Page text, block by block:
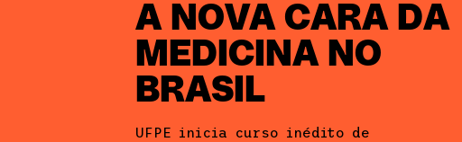
A NOVA CARA DA
MEDICINA NO
BRASIL
UFPE inicia curso inédito de